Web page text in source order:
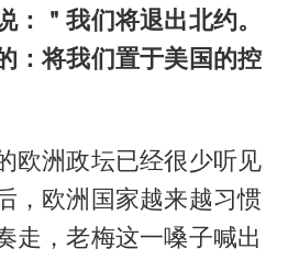
：＂我们将退出北约。
：将我们置于美国的控
欧洲政坛已经很少听见
，欧洲国家越来越习惯
走，老梅这一嗓子喊出